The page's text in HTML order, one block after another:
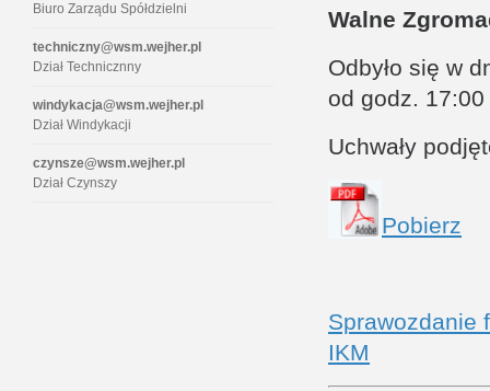
Walne
Odbyło się w
od godz. 17:00
Uchwały
Pobierz
Sprawozdanie
IKM
Biuro Zarządu Spółdzielni
techniczny@wsm.wejher.pl
Dział Technicznny
windykacja@wsm.wejher.pl
Dział Windykacji
czynsze@wsm.wejher.pl
Dział Czynszy